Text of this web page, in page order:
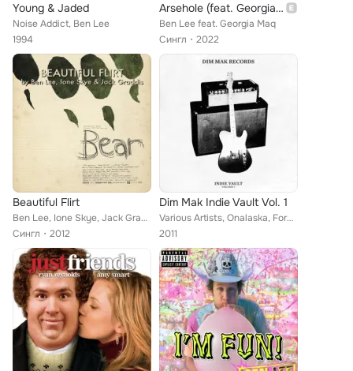
Young & Jaded
Noise Addict, Ben Lee
1994
Arsehole (feat. Georgia Maq)
Ben Lee feat. Georgia Maq
Сингл
2022
Beautiful Flirt
Ben Lee, Ione Skye, Jack Graddis
Сингл
2012
Dim Mak Indie Vault Vol. 1
Various Artists, Onalaska, Foreign Born, Scanners, Annie, dios (malos), Whirlwind Heat, Sean Na Na, Pony Up!, New Ivory, The Dea...
2011